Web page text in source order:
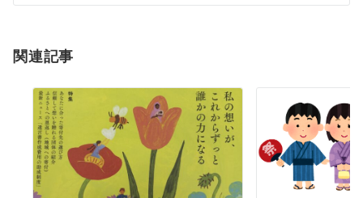
シ
ン
関連記事